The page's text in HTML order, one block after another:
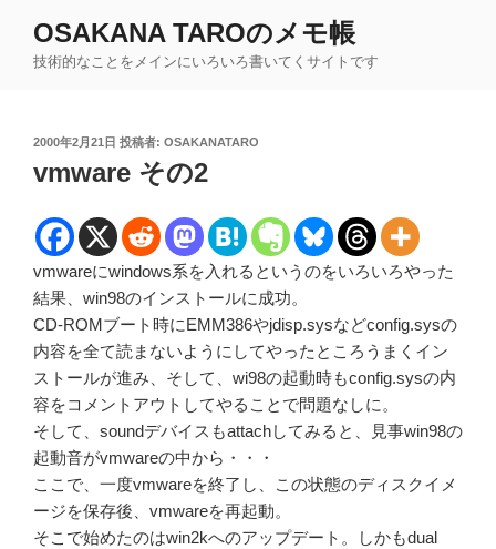
OSAKANA TAROのメモ帳
技術的なことをメインにいろいろ書いてくサイトです
投
日:
2000年2月21日 投稿者: OSAKANATARO
vmware その2
vmwareにwindows系を入れるというのをいろいろやった
結果、win98のインストールに成功。
CD-ROMブート時にEMM386やjdisp.sysなどconfig.sysの
内容を全て読まないようにしてやったところうまくイン
ストールが進み、そして、wi98の起動時もconfig.sysの内
容をコメントアウトしてやることで問題なしに。
そして、soundデバイスもattachしてみると、見事win98の
起動音がvmwareの中から・・・
ここで、一度vmwareを終了し、この状態のディスクイメ
ージを保存後、vmwareを再起動。
そこで始めたのはwin2kへのアップデート。しかもdual